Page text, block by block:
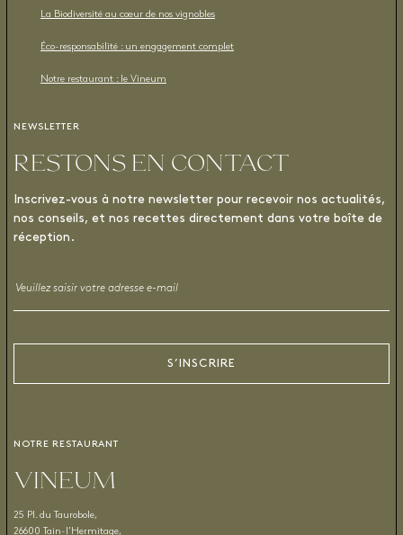
La Biodiversité au cœur de nos vignobles
Éco-responsabilité : un engagement complet
Notre restaurant : le Vineum
NEWSLETTER
RESTONS EN CONTACT
Inscrivez-vous à notre newsletter pour recevoir nos actualités,
nos conseils, et nos recettes directement dans votre boîte de
réception.
S’INSCRIRE
NOTRE RESTAURANT
VINEUM
25 Pl. du Taurobole,
26600 Tain-l’Hermitage,